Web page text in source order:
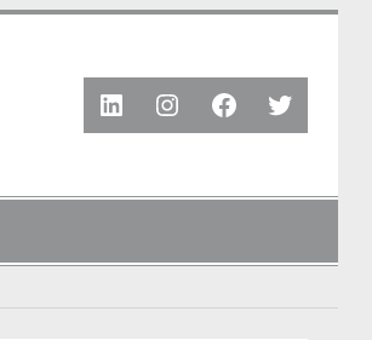
LinkedInInstagram
Facebook
Twitter